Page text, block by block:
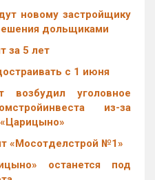
новому застройщику
дольщиками
за 5 лет
с 1 июня
возбудил уголовное
из-за
«Мосотделстрой №1»
останется под